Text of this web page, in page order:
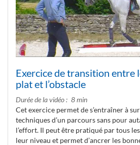
Exercice de transition entre
plat et l’obstacle
Durée de la vidéo
8 min
Cet exercice permet de s’entraîner à
techniques d’un parcours sans pour
l’effort. Il peut être pratiqué par tous
leur niveau et permet d’ancrer les